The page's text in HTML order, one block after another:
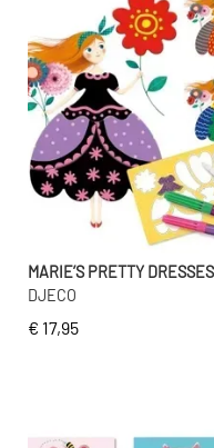
MARIE’S PRETTY DRESSES
DJECO
€ 17,95